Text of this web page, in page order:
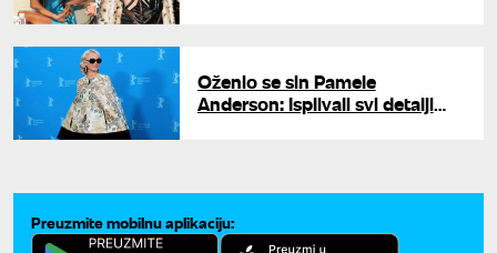
Oženio se sin Pamele
Anderson: Isplivali svi detalji
Preuzmite mobilnu aplikaciju: